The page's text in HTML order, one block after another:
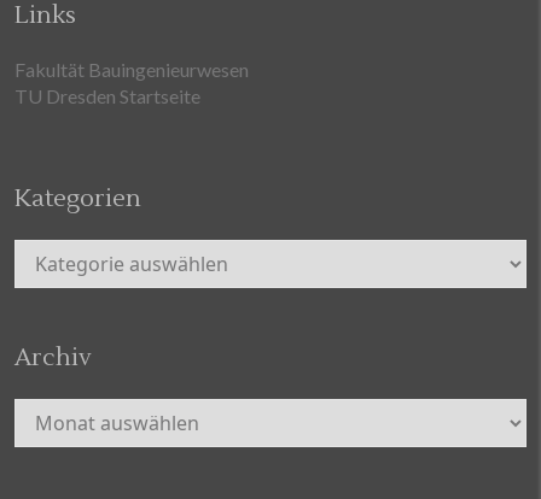
Links
Fakultät Bauingenieurwesen
TU Dresden Startseite
Kategorien
Kategorien
Archiv
Archiv